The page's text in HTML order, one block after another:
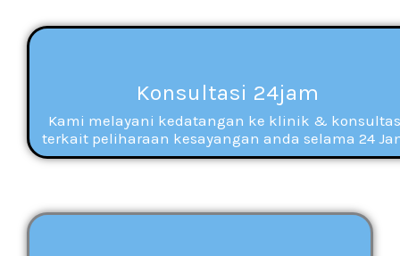
Konsultasi 24jam
Kami melayani kedatangan ke klinik &
terkait peliharaan kesayangan anda selama 24